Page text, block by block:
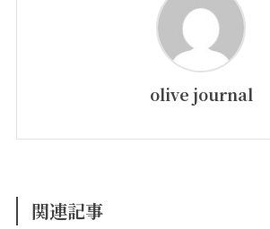
olive journal
関連記事